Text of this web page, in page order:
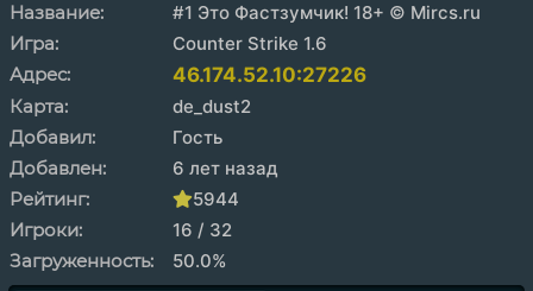
Название:
#1 Это Фастзумчик! 18+ © Mircs.ru
Игра:
Counter Strike 1.6
Адрес:
46.174.52.10:27226
Карта:
de_dust2
Добавил:
Гость
Добавлен:
6 лет назад
Рейтинг:
5944
Игроки:
16 / 32
Загруженность:
50.0%